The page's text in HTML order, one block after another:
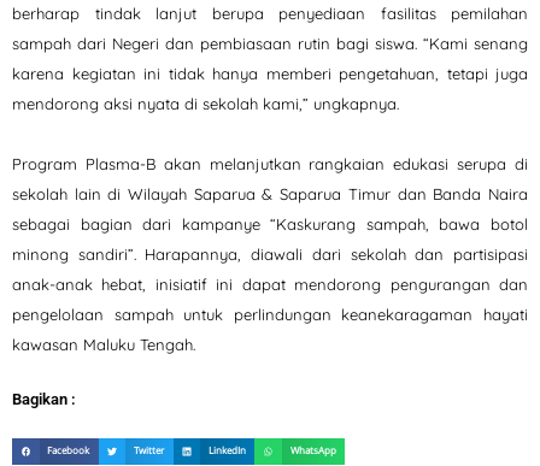
berharap tindak lanjut berupa penyediaan fasilitas pemilahan
sampah dari Negeri dan pembiasaan rutin bagi siswa. “Kami senang
karena kegiatan ini tidak hanya memberi pengetahuan, tetapi juga
mendorong aksi nyata di sekolah kami,” ungkapnya.
Program Plasma-B akan melanjutkan rangkaian edukasi serupa di
sekolah lain di Wilayah Saparua & Saparua Timur dan Banda Naira
sebagai bagian dari kampanye “Kaskurang sampah, bawa botol
minong sandiri”. Harapannya, diawali dari sekolah dan partisipasi
anak-anak hebat, inisiatif ini dapat mendorong pengurangan dan
pengelolaan sampah untuk perlindungan keanekaragaman hayati
kawasan Maluku Tengah.
Bagikan :
Facebook Twitter LinkedIn WhatsApp